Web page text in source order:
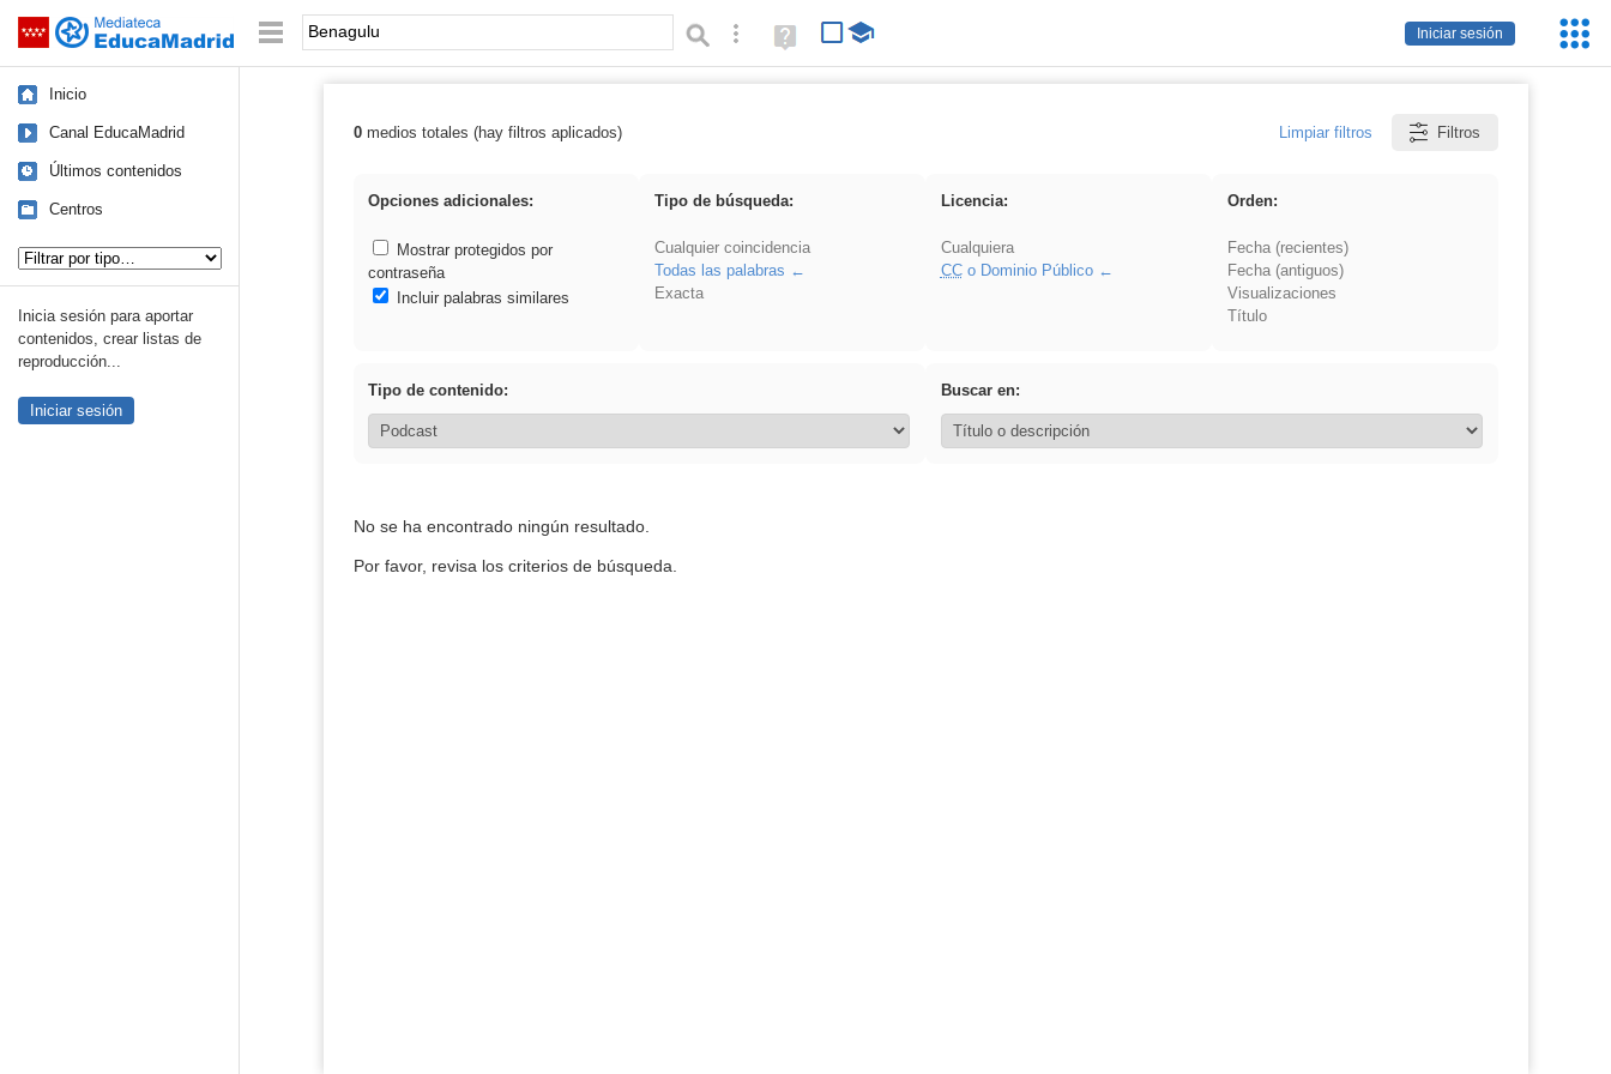
Saltar navegación
Iniciar sesión
Palabra o frase: Búsqueda avanzada
Ayuda
(en
Inicio
Canal EducaMadrid
Últimos contenidos
Centros
Inicia sesión para aportar
contenidos, crear listas de
reproducción...
Iniciar sesión
Resultados de: Benagulu
0medios totales (hay filtros aplicados) Limpiar filtros Filtros
Opciones adicionales:
Mostrar protegidos por
contraseña
Incluir palabras similares
Tipo de búsqueda:
Cualquier coincidencia
Todas las palabras
Exacta
Licencia:
Cualquiera
CCo Dominio Público
Orden:
Fecha (recientes)
Fecha (antiguos)
Visualizaciones
Título
Tipo de contenido: Buscar en:
No se ha encontrado ningún resultado.
Por favor, revisa los criterios de búsqueda.